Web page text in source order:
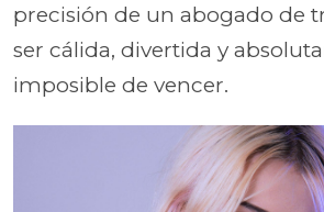
precisión de un abogado de
ser cálida, divertida y
imposible de vencer.